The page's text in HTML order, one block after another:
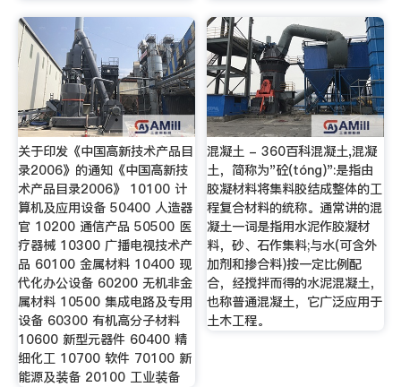
关于印发《中国高新技术产品目
录2006》的通知《中国高新技
术产品目录2006》 10100 计
算机及应用设备 50400 人造器
官 10200 通信产品 50500 医
疗器械 10300 广播电视技术产
品 60100 金属材料 10400 现
代化办公设备 60200 无机非金
属材料 10500 集成电路及专用
设备 60300 有机高分子材料
10600 新型元器件 60400 精
细化工 10700 软件 70100 新
能源及装备 20100 工业装备
混凝土 - 360百科混凝土,混凝
土，简称为"砼(tóng)":是指由
胶凝材料将集料胶结成整体的工
程复合材料的统称。通常讲的混
凝土一词是指用水泥作胶凝材
料，砂、石作集料;与水(可含外
加剂和掺合料)按一定比例配
合，经搅拌而得的水泥混凝土，
也称普通混凝土，它广泛应用于
土木工程。